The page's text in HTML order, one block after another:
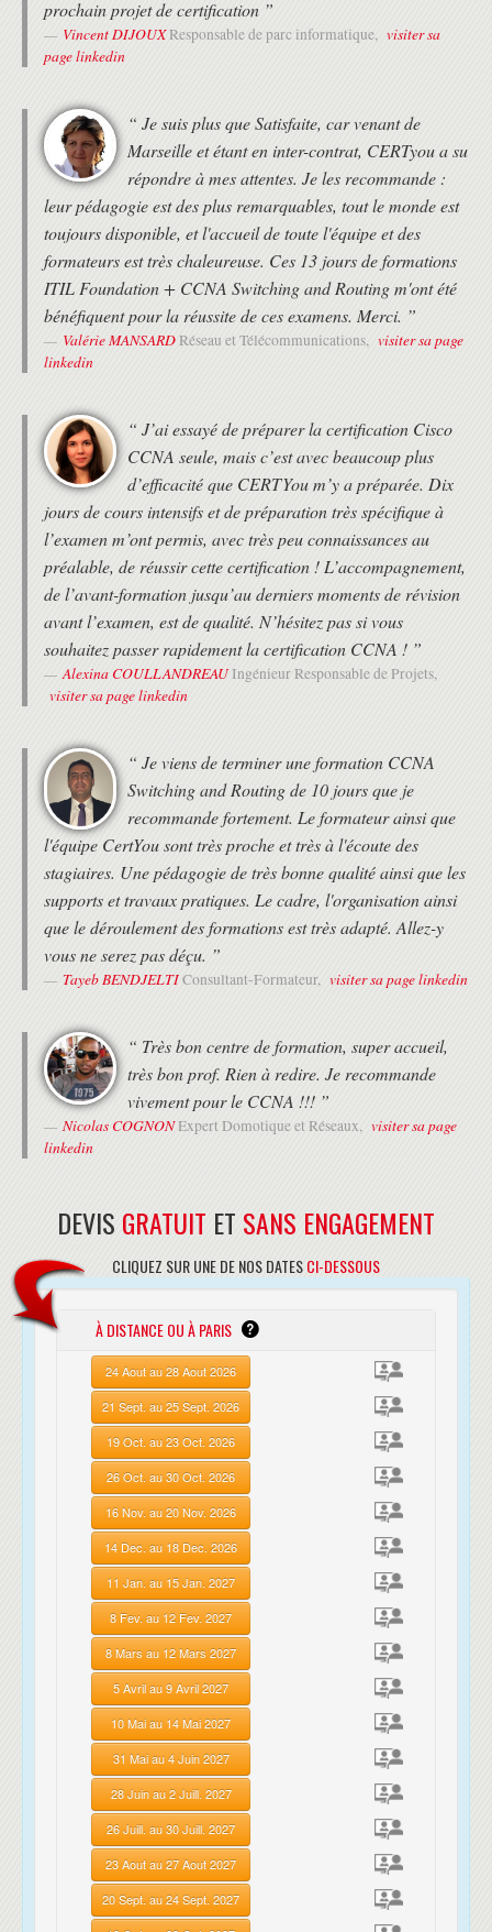
prochain projet de certification ”
Vincent DIJOUXResponsable de parc informatique, visiter sa
page linkedin
“ Je suis plus que Satisfaite, car venant de
Marseille et étant en inter-contrat, CERTyou a su
répondre à mes attentes. Je les recommande :
leur pédagogie est des plus remarquables, tout le monde est
toujours disponible, et l'accueil de toute l'équipe et des
formateurs est très chaleureuse. Ces 13 jours de formations
ITIL Foundation + CCNA Switching and Routing m'ont été
bénéfiquent pour la réussite de ces examens. Merci. ”
Valérie MANSARDRéseau et Télécommunications, visiter sa page
linkedin
“ J’ai essayé de préparer la certification Cisco
CCNA seule, mais c’est avec beaucoup plus
d’efficacité que CERTYou m’y a préparée. Dix
jours de cours intensifs et de préparation très spécifique à
l’examen m’ont permis, avec très peu connaissances au
préalable, de réussir cette certification ! L’accompagnement,
de l’avant-formation jusqu’au derniers moments de révision
avant l’examen, est de qualité. N’hésitez pas si vous
souhaitez passer rapidement la certification CCNA ! ”
Alexina COULLANDREAUIngénieur Responsable de Projets,
visiter sa page linkedin
“ Je viens de terminer une formation CCNA
Switching and Routing de 10 jours que je
recommande fortement. Le formateur ainsi que
l'équipe CertYou sont très proche et très à l'écoute des
stagiaires. Une pédagogie de très bonne qualité ainsi que les
supports et travaux pratiques. Le cadre, l'organisation ainsi
que le déroulement des formations est très adapté. Allez-y
vous ne serez pas déçu. ”
Tayeb BENDJELTIConsultant-Formateur, visiter sa page linkedin
“ Très bon centre de formation, super accueil,
très bon prof. Rien à redire. Je recommande
vivement pour le CCNA !!! ”
Nicolas COGNON Expert Domotique et Réseaux, visiter sa page
linkedin
DEVIS GRATUIT ET SANS ENGAGEMENT
CLIQUEZ SUR UNE DE NOS DATESCI-DESSOUS
À DISTANCE OU À PARIS
24 Aout au 28 Aout 2026
21 Sept. au 25 Sept. 2026
19 Oct. au 23 Oct. 2026
26 Oct. au 30 Oct. 2026
16 Nov. au 20 Nov. 2026
14 Dec. au 18 Dec. 2026
11 Jan. au 15 Jan. 2027
8 Fev. au 12 Fev. 2027
8 Mars au 12 Mars 2027
5 Avril au 9 Avril 2027
10 Mai au 14 Mai 2027
31 Mai au 4 Juin 2027
28 Juin au 2 Juill. 2027
26 Juill. au 30 Juill. 2027
23 Aout au 27 Aout 2027
20 Sept. au 24 Sept. 2027